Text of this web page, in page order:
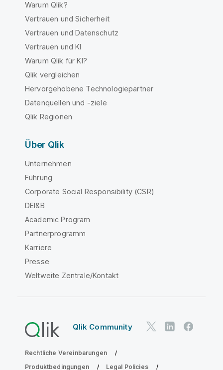
Warum Qlik?
Vertrauen und Sicherheit
Vertrauen und Datenschutz
Vertrauen und KI
Warum Qlik für KI?
Qlik vergleichen
Hervorgehobene Technologiepartner
Datenquellen und -ziele
Qlik Regionen
Über Qlik
Unternehmen
Führung
Corporate Social Responsibility (CSR)
DEI&B
Academic Program
Partnerprogramm
Karriere
Presse
Weltweite Zentrale/Kontakt
Qlik Community
Rechtliche Vereinbarungen
Produktbedingungen
Legal Policies